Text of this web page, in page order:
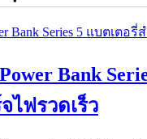
Bank
ไฟรวดเร็ว